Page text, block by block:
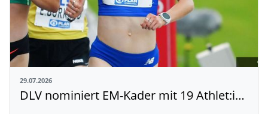
29.07.2026
DLV nominiert EM-Kader mit 19 Athlet:innen aus Baden-Württemberg